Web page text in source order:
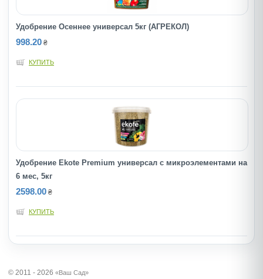
Удобрение Осеннее универсал 5кг (АГРЕКОЛ)
998.20 ₴
КУПИТЬ
Удобрение Ekote Premium универсал с микроэлементами на
6 мес, 5кг
2598.00 ₴
КУПИТЬ
© 2011 - 2026 «Ваш Сад»